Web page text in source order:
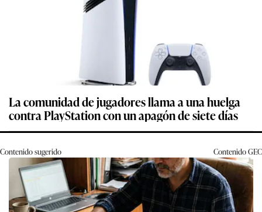
La comunidad de jugadores llama a una huelga
contra PlayStation con un apagón de siete días
Contenido sugerido ContenidoGEC